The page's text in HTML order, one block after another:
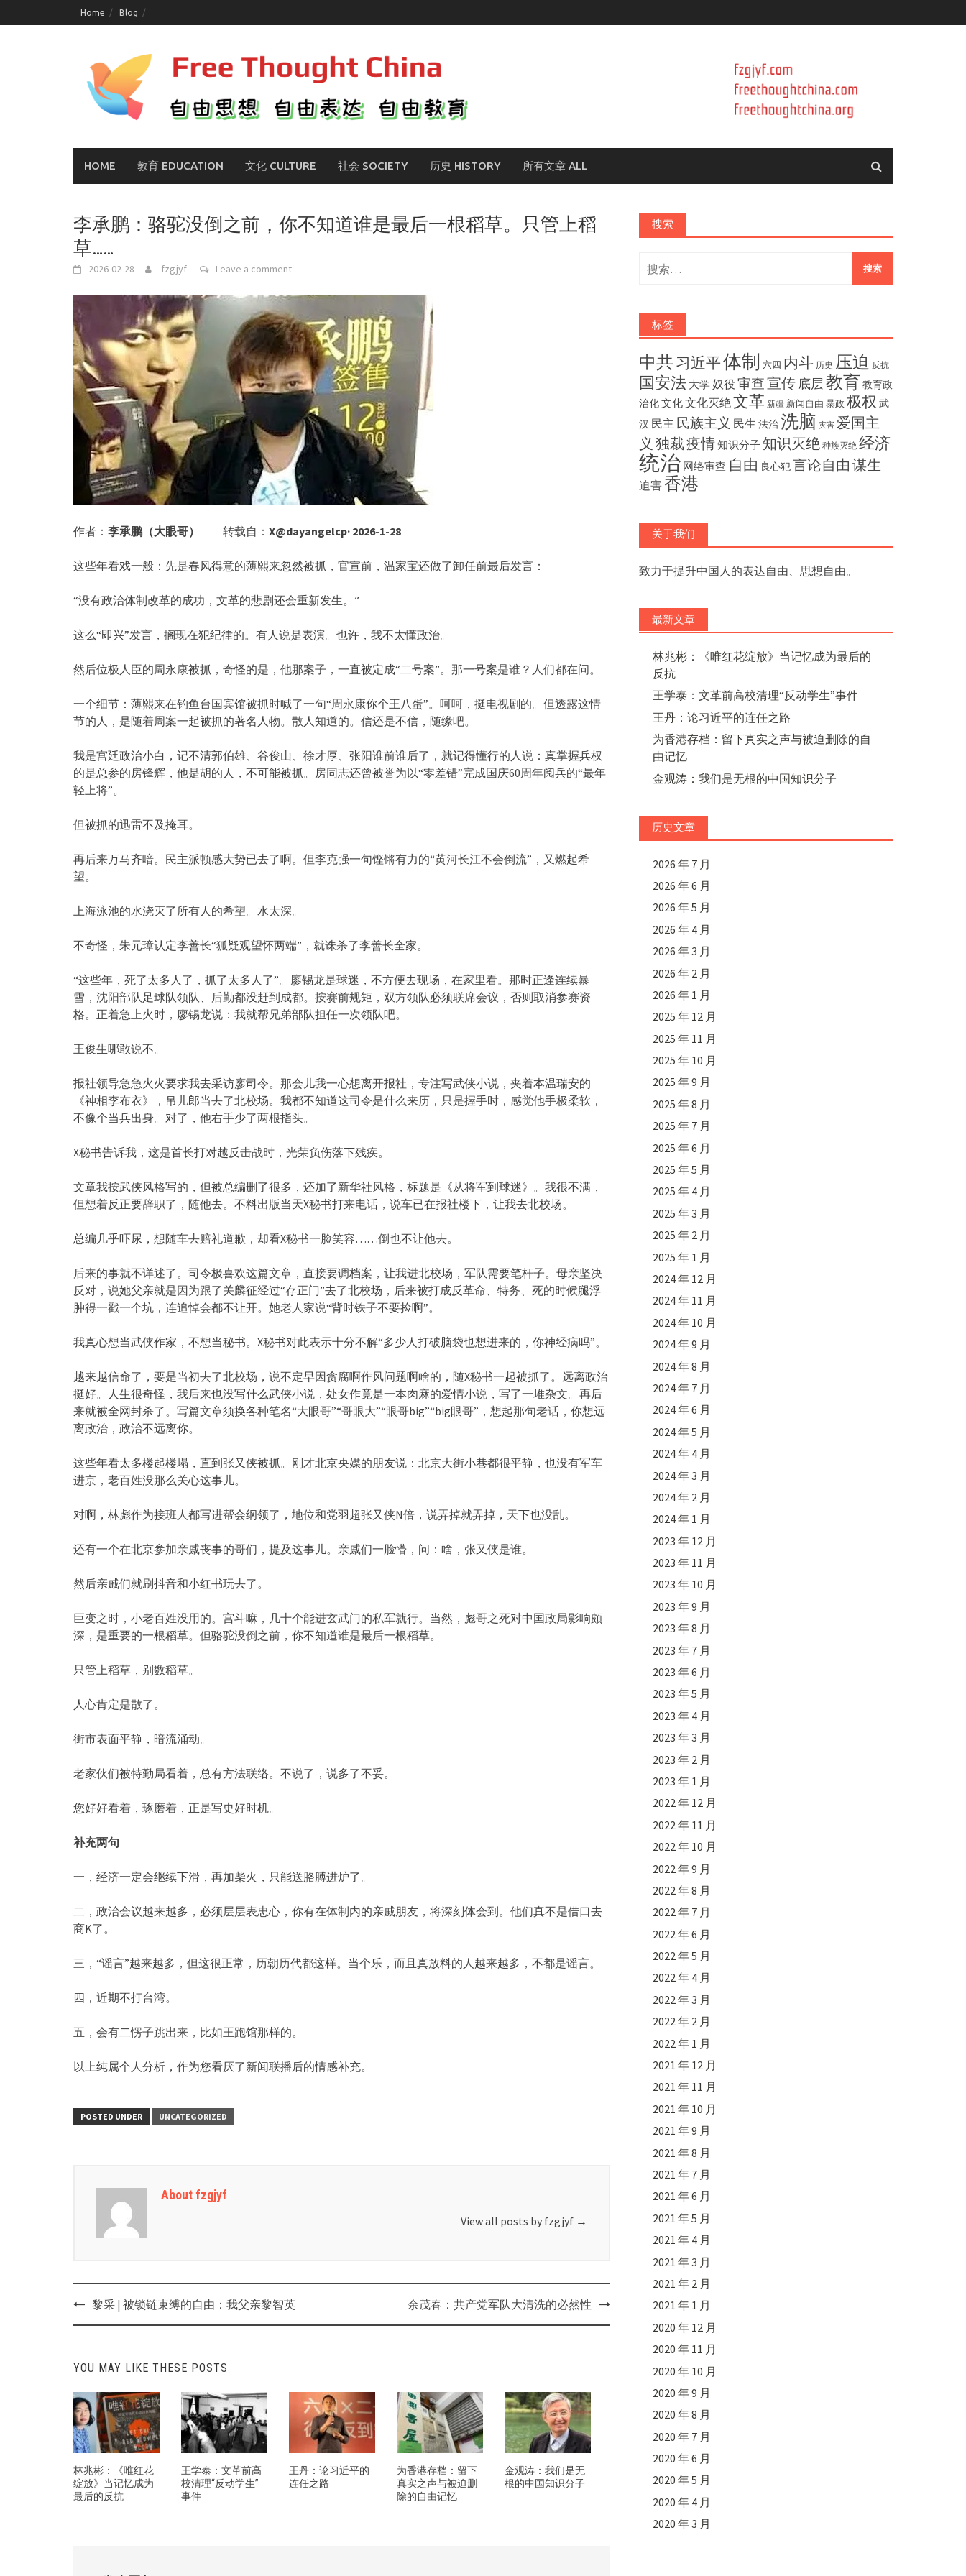
to
Home Blog
HOME 教育 EDUCATION 文化 CULTURE 社会 SOCIETY 历史 HISTORY 所有文章 ALL
李承鹏：骆驼没倒之前，你不知道谁是最后一根稻草。只管上稻
草……
2026-02-28 fzgjyf Leave a comment
作者： 李承鹏（大眼哥） 转载自： X@dayangelcp· 2026-1-28
这些年看戏一般：先是春风得意的薄熙来忽然被抓，官宣前，温家宝还做了卸任前最后发言：
“没有政治体制改革的成功，文革的悲剧还会重新发生。”
这么“即兴”发言，搁现在犯纪律的。有人说是表演。也许，我不太懂政治。
然后位极人臣的周永康被抓，奇怪的是，他那案子，一直被定成“二号案”。那一号案是谁？人们都在问。
一个细节：薄熙来在钓鱼台国宾馆被抓时喊了一句“周永康你个王八蛋”。呵呵，挺电视剧的。但透露这情
节的人，是随着周案一起被抓的著名人物。散人知道的。信还是不信，随缘吧。
我是宫廷政治小白，记不清郭伯雄、谷俊山、徐才厚、张阳谁前谁后了，就记得懂行的人说：真掌握兵权
的是总参的房锋辉，他是胡的人，不可能被抓。房同志还曾被誉为以“零差错”完成国庆60周年阅兵的“最年
轻上将”。
但被抓的迅雷不及掩耳。
再后来万马齐喑。民主派顿感大势已去了啊。但李克强一句铿锵有力的“黄河长江不会倒流”，又燃起希
望。
上海泳池的水浇灭了所有人的希望。水太深。
不奇怪，朱元璋认定李善长“狐疑观望怀两端”，就诛杀了李善长全家。
“这些年，死了太多人了，抓了太多人了”。廖锡龙是球迷，不方便去现场，在家里看。那时正逢连续暴
雪，沈阳部队足球队领队、后勤都没赶到成都。按赛前规矩，双方领队必须联席会议，否则取消参赛资
格。正着急上火时，廖锡龙说：我就帮兄弟部队担任一次领队吧。
王俊生哪敢说不。
报社领导急急火火要求我去采访廖司令。那会儿我一心想离开报社，专注写武侠小说，夹着本温瑞安的
《神相李布衣》，吊儿郎当去了北校场。我都不知道这司令是什么来历，只是握手时，感觉他手极柔软，
不像个当兵出身。对了，他右手少了两根指头。
X秘书告诉我，这是首长打对越反击战时，光荣负伤落下残疾。
文章我按武侠风格写的，但被总编删了很多，还加了新华社风格，标题是《从将军到球迷》。我很不满，
但想着反正要辞职了，随他去。不料出版当天X秘书打来电话，说车已在报社楼下，让我去北校场。
总编几乎吓尿，想随车去赔礼道歉，却看X秘书一脸笑容……倒也不让他去。
后来的事就不详述了。司令极喜欢这篇文章，直接要调档案，让我进北校场，军队需要笔杆子。母亲坚决
反对，说她父亲就是因为跟了关麟征经过“存正门”去了北校场，后来被打成反革命、特务、死的时候腿浮
肿得一戳一个坑，连追悼会都不让开。她老人家说“背时铁子不要捡啊”。
我真心想当武侠作家，不想当秘书。X秘书对此表示十分不解“多少人打破脑袋也想进来的，你神经病吗”。
越来越信命了，要是当初去了北校场，说不定早因贪腐啊作风问题啊啥的，随X秘书一起被抓了。远离政治
挺好。人生很奇怪，我后来也没写什么武侠小说，处女作竟是一本肉麻的爱情小说，写了一堆杂文。再后
来就被全网封杀了。写篇文章须换各种笔名“大眼哥”“哥眼大”“眼哥big”“big眼哥”，想起那句老话，你想远
离政治，政治不远离你。
这些年看太多楼起楼塌，直到张又侠被抓。刚才北京央媒的朋友说：北京大街小巷都很平静，也没有军车
进京，老百姓没那么关心这事儿。
对啊，林彪作为接班人都写进帮会纲领了，地位和党羽超张又侠N倍，说弄掉就弄掉，天下也没乱。
还有一个在北京参加亲戚丧事的哥们，提及这事儿。亲戚们一脸懵，问：啥，张又侠是谁。
然后亲戚们就刷抖音和小红书玩去了。
巨变之时，小老百姓没用的。宫斗嘛，几十个能进玄武门的私军就行。当然，彪哥之死对中国政局影响颇
深，是重要的一根稻草。但骆驼没倒之前，你不知道谁是最后一根稻草。
只管上稻草，别数稻草。
人心肯定是散了。
街市表面平静，暗流涌动。
老家伙们被特勤局看着，总有方法联络。不说了，说多了不妥。
您好好看着，琢磨着，正是写史好时机。
补充两句
一，经济一定会继续下滑，再加柴火，只能送胳膊进炉了。
二，政治会议越来越多，必须层层表忠心，你有在体制内的亲戚朋友，将深刻体会到。他们真不是借口去
商K了。
三，“谣言”越来越多，但这很正常，历朝历代都这样。当个乐，而且真放料的人越来越多，不都是谣言。
四，近期不打台湾。
五，会有二愣子跳出来，比如王跑馆那样的。
以上纯属个人分析，作为您看厌了新闻联播后的情感补充。
POSTED UNDER UNCATEGORIZED
About fzgjyf
View all posts by fzgjyf →
Post黎采 | 被锁链束缚的自由：我父亲黎智英 余茂春：共产党军队大清洗的必然性
YOU MAY LIKE THESE POSTS
林兆彬：《唯红花
绽放》当记忆成为
最后的反抗
王学泰：文革前高
校清理“反动学生”
事件
王丹：论习近平的
连任之路
为香港存档：留下
真实之声与被迫删
除的自由记忆
金观涛：我们是无
根的中国知识分子
搜索
搜
索：
标签
中共习近平体制 六四 内斗 历史 压迫 反抗
国安法 大学 奴役 审查宣传底层教育 教育政
治化文化文化灭绝文革 新疆 新闻自由 暴政 极权 武
汉 民主 民族主义 民生 法治洗脑 灾害 爱国主
义 独裁疫情知识分子 知识灭绝 种族灭绝 经济
统治 网络审查 自由 良心犯言论自由 谋生
迫害香港
关于我们
致力于提升中国人的表达自由、思想自由。
最新文章
林兆彬：《唯红花绽放》当记忆成为最后的
反抗
王学泰：文革前高校清理“反动学生”事件
王丹：论习近平的连任之路
为香港存档：留下真实之声与被迫删除的自
由记忆
金观涛：我们是无根的中国知识分子
历史文章
2026 年 7 月
2026 年 6 月
2026 年 5 月
2026 年 4 月
2026 年 3 月
2026 年 2 月
2026 年 1 月
2025 年 12 月
2025 年 11 月
2025 年 10 月
2025 年 9 月
2025 年 8 月
2025 年 7 月
2025 年 6 月
2025 年 5 月
2025 年 4 月
2025 年 3 月
2025 年 2 月
2025 年 1 月
2024 年 12 月
2024 年 11 月
2024 年 10 月
2024 年 9 月
2024 年 8 月
2024 年 7 月
2024 年 6 月
2024 年 5 月
2024 年 4 月
2024 年 3 月
2024 年 2 月
2024 年 1 月
2023 年 12 月
2023 年 11 月
2023 年 10 月
2023 年 9 月
2023 年 8 月
2023 年 7 月
2023 年 6 月
2023 年 5 月
2023 年 4 月
2023 年 3 月
2023 年 2 月
2023 年 1 月
2022 年 12 月
2022 年 11 月
2022 年 10 月
2022 年 9 月
2022 年 8 月
2022 年 7 月
2022 年 6 月
2022 年 5 月
2022 年 4 月
2022 年 3 月
2022 年 2 月
2022 年 1 月
2021 年 12 月
2021 年 11 月
2021 年 10 月
2021 年 9 月
2021 年 8 月
2021 年 7 月
2021 年 6 月
2021 年 5 月
2021 年 4 月
2021 年 3 月
2021 年 2 月
2021 年 1 月
2020 年 12 月
2020 年 11 月
2020 年 10 月
2020 年 9 月
2020 年 8 月
2020 年 7 月
2020 年 6 月
2020 年 5 月
2020 年 4 月
2020 年 3 月